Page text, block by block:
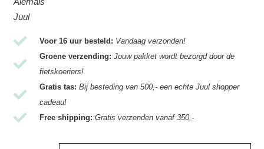
Juul
Voor 16 uur besteld: Vandaag verzonden!
Groene verzending: Jouw pakket wordt bezorgd door de
fietskoeriers!
Gratis tas: Bij besteding van 500,- een echte Juul shopper
cadeau!
Free shipping: Gratis verzenden vanaf 350,-